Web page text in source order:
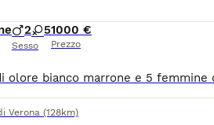
2 5
Sesso
1000 €
Prezzo
Verona (128km)